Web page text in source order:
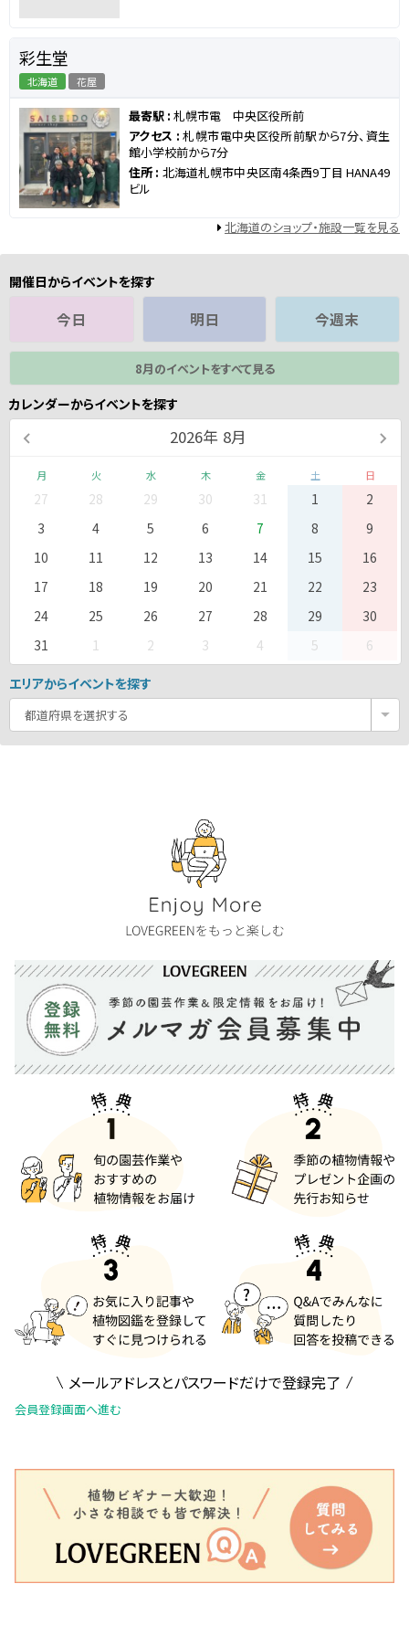
彩生堂
北海道 花屋
最寄駅 : 札幌市電 中央区役所前
アクセス :札幌市電中央区役所前駅から7分、資生
館小学校前から7分
住所 : 北海道札幌市中央区南4条西9丁目 HANA49
ビル
北海道のショップ・施設一覧を見る
開催日からイベントを探す
今日 明日 今週末
8月のイベントをすべて見る
カレンダーからイベントを探す
2026年 8月
月 火 水 木 金 土 日
27 28 29 30 31 1
2
3
4 5 6 7 8
9
10
11 12 13 14 15
16
17
18 19 20 21 22
23
24
25 26 27 28 29
30
31
1 2 3 4 5 6
エリアからイベントを探す
メールアドレスとパスワードだけで登録完了
会員登録画面へ進む